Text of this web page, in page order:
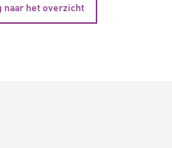
naar het overzicht